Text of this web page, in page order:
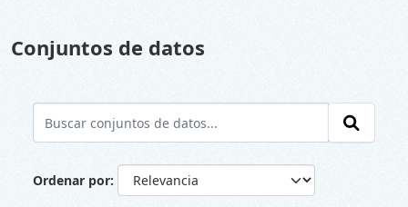
Conjuntos de datos
Ordenar por